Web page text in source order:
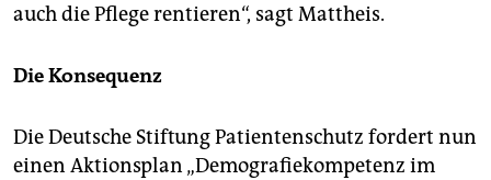
auch die Pflege rentieren“, sagt Mattheis.
Die Konsequenz
Die Deutsche Stiftung Patientenschutz fordert nun
einen Aktionsplan „Demografiekompetenz im